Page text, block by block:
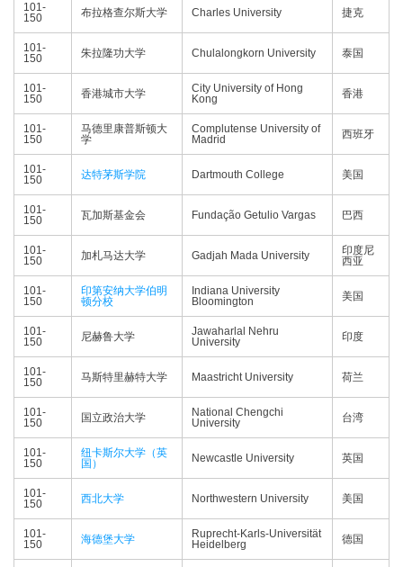
101-
150
布拉格查尔斯大学 Charles University 捷克
101-
150
朱拉隆功大学 Chulalongkorn University 泰国
101-
150
香港城市大学
City University of Hong
Kong
香港
101-
150
马德里康普斯顿大
学
Complutense University of
Madrid
西班牙
101-
150
达特茅斯学院 Dartmouth College 美国
101-
150
瓦加斯基金会 Fundação Getulio Vargas 巴西
101-
150
加札马达大学 Gadjah Mada University
印度尼
西亚
101-
150
印第安纳大学伯明
顿分校
Indiana University
Bloomington
美国
101-
150
尼赫鲁大学
Jawaharlal Nehru
University
印度
101-
150
马斯特里赫特大学 Maastricht University 荷兰
101-
150
国立政治大学
National Chengchi
University
台湾
101-
150
纽卡斯尔大学（英
国）
Newcastle University 英国
101-
150
西北大学 Northwestern University 美国
101-
150
海德堡大学
Ruprecht-Karls-Universität
Heidelberg
德国